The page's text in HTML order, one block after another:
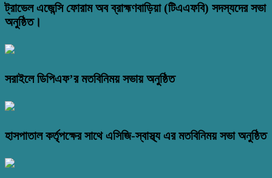
ট্রাভেল এজেন্সি ফোরাম অব ব্রাহ্মণবাড়িয়া (টিএএফবি) সদস্যদের সভা
অনুষ্ঠিত।
সরাইলে ডিপিএফ’র মতবিনিময় সভায় অনুষ্ঠিত
হাসপাতাল কর্তৃপক্ষের সাথে এসিজি-স্বাস্থ্য এর মতবিনিময় সভা অনুষ্ঠিত